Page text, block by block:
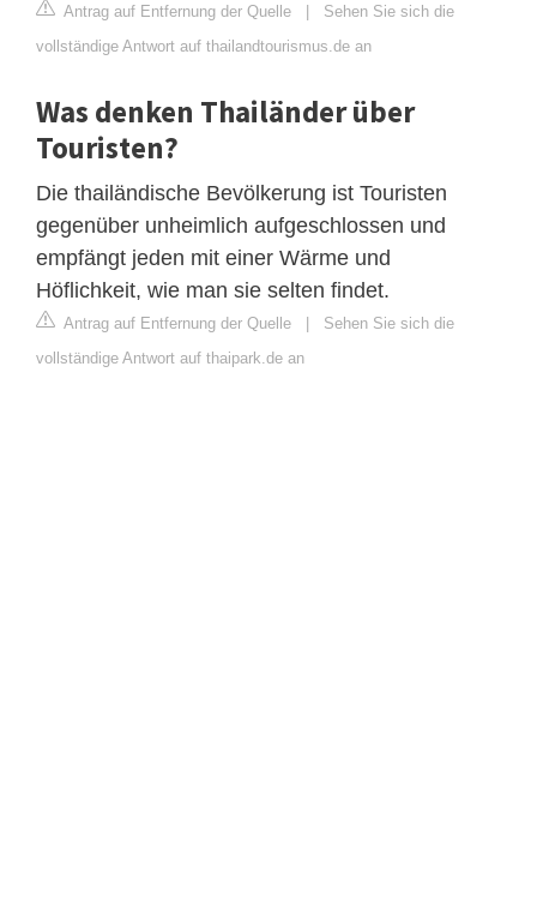
Antrag auf Entfernung der Quelle | Sehen Sie sich die
vollständige Antwort auf thailandtourismus.de an
Was denken Thailänder über
Touristen?
Die thailändische Bevölkerung ist Touristen
gegenüber unheimlich aufgeschlossen und
empfängt jeden mit einer Wärme und
Höflichkeit, wie man sie selten findet.
Antrag auf Entfernung der Quelle | Sehen Sie sich die
vollständige Antwort auf thaipark.de an